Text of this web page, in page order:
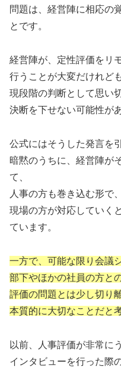
問題は、経営陣に相応の
とです。
経営陣が、定性評価をリ
行うことが大変だけれど
現段階の判断として思い
決断を下せない可能性が
公式にはそうした発言を
暗黙のうちに、経営陣が
て、
人事の方も巻き込む形で、
現場の方が対応していく
ています。
一方で、可能な限り会議
部下やほかの社員の方と
評価の問題とは少し切り
本質的に大切なことだと
以前、人事評価が非常に
インタビューを行った際